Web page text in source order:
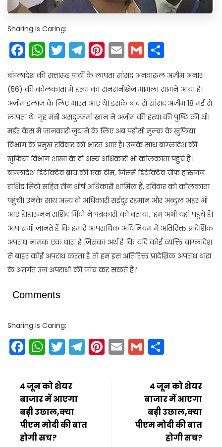
Sharing Is Caring:
Facebook
WhatsApp
Twitter
Telegram
Pinterest
EmailGmail
बांग्लादेश की सत्तारूढ़ पार्टी के लापता सांसद अनवारुल अजीम अनार
(56) की कोलकाता में हत्या का सनसनीखेज मामला सामने आया है।
अजीम इलाज के लिए भारत आए थे। इसके बाद से सांसद अजीम 18 मई से
लापता थे। गृह मंत्री असदुज्जमां खान ने अजीम की हत्या की पुष्टि की थी।
मर्डर केस में जानकारी जुटाने के लिए अब पड़ोसी मुल्क के खुफिया
विभाग के प्रमुख रविवार को भारत आए हैं। उनके साथ बांग्लादेश की
खुफिया विभाग शाखा के दो अन्य अधिकारी भी कोलकाता पहुंचे हैं।
बांग्लादेश डिटेक्टिव ब्रांच की एक टीम, जिसमें डिटेक्टिव चीफ हारुनन
राशिद मिंटो सहित तीन शीर्ष अधिकारी शामिल हैं, रविवार को कोलकाता
पहुंची। उनके साथ अन्य दो अधिकारी सईदुर रहमान और अब्दुल अहर भी
आए हैं।हारुनन राशिद मिंटो ने पत्रकारों को बताया, ‘हम अभी यहां पहुंचे हैं।
आप सभी जानते हैं कि हमारे आपराधिक अधिनियम में अतिरिक्त प्रादेशिक
अपराध नामक एक धारा है जिसका अर्थ है कि यदि कोई व्यक्ति बांग्लादेश
से बाहर कोई अपराध करता है तो हम इस अतिरिक्त प्रादेशिक अपराध धारा
के अंतर्गत उन अपराधों की जांच कर सकते हैं।’
Comments
Sharing Is Caring:
Facebook
WhatsApp
Twitter
Telegram
Pinterest
EmailGmail
4 जून को शेयर
बाजार में आएगा
बड़ी उछाल,क्या
पीएम मोदी की बात
होगी सच?
4 जून को शेयर
बाजार में आएगा
बड़ी उछाल,क्या
पीएम मोदी की बात
होगी सच?